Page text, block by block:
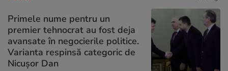
Primele nume pentru un
premier tehnocrat au fost deja
avansate în negocierile politice.
Varianta respinsă categoric de
Nicușor Dan